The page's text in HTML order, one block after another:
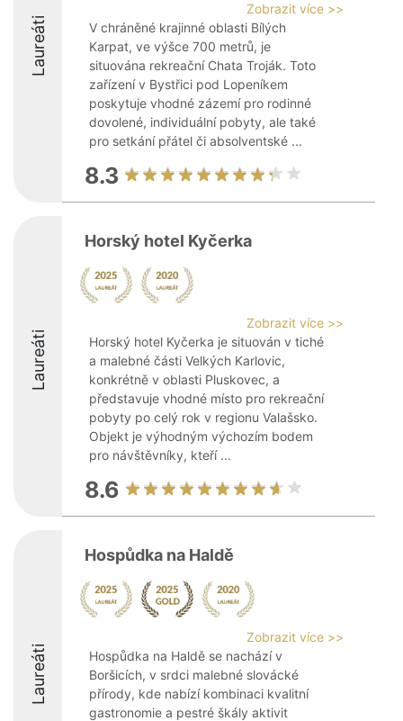
Laureáti
Zobrazit více >>
V chráněné krajinné oblasti Bílých
Karpat, ve výšce 700 metrů, je
situována rekreační Chata Troják. Toto
zařízení v Bystřici pod Lopeníkem
poskytuje vhodné zázemí pro rodinné
dovolené, individuální pobyty, ale také
pro setkání přátel či absolventské ...
8.3
Laureáti
Horský hotel Kyčerka
Zobrazit více >>
Horský hotel Kyčerka je situován v tiché
a malebné části Velkých Karlovic,
konkrétně v oblasti Pluskovec, a
představuje vhodné místo pro rekreační
pobyty po celý rok v regionu Valašsko.
Objekt je výhodným výchozím bodem
pro návštěvníky, kteří ...
8.6
Laureáti
Hospůdka na Haldě
Zobrazit více >>
Hospůdka na Haldě se nachází v
Boršicích, v srdci malebné slovácké
přírody, kde nabízí kombinaci kvalitní
gastronomie a pestré škály aktivit